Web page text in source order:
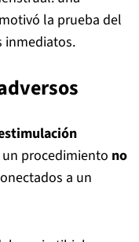
la prueba del
inmediatos.
un procedimiento no
a un